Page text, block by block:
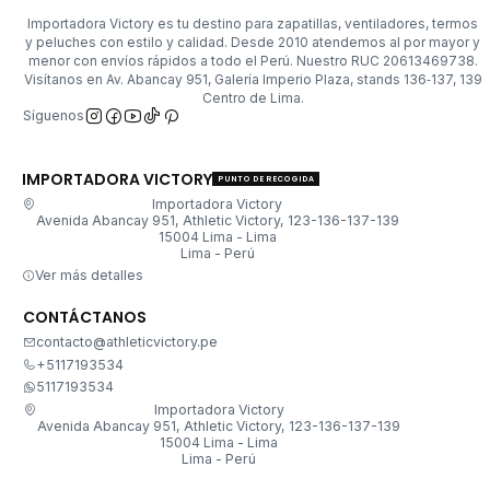
Importadora Victory es tu destino para zapatillas, ventiladores, termos
y peluches con estilo y calidad. Desde 2010 atendemos al por mayor y
menor con envíos rápidos a todo el Perú. Nuestro RUC 20613469738.
Visítanos en Av. Abancay 951, Galería Imperio Plaza, stands 136‑137, 139
Centro de Lima.
Síguenos
IMPORTADORA VICTORY PUNTO DE RECOGIDA
Importadora Victory
Avenida Abancay 951, Athletic Victory, 123-136-137-139
15004 Lima - Lima
Lima - Perú
Ver más detalles
CONTÁCTANOS
contacto@athleticvictory.pe
+5117193534
5117193534
Importadora Victory
Avenida Abancay 951, Athletic Victory, 123-136-137-139
15004 Lima - Lima
Lima - Perú